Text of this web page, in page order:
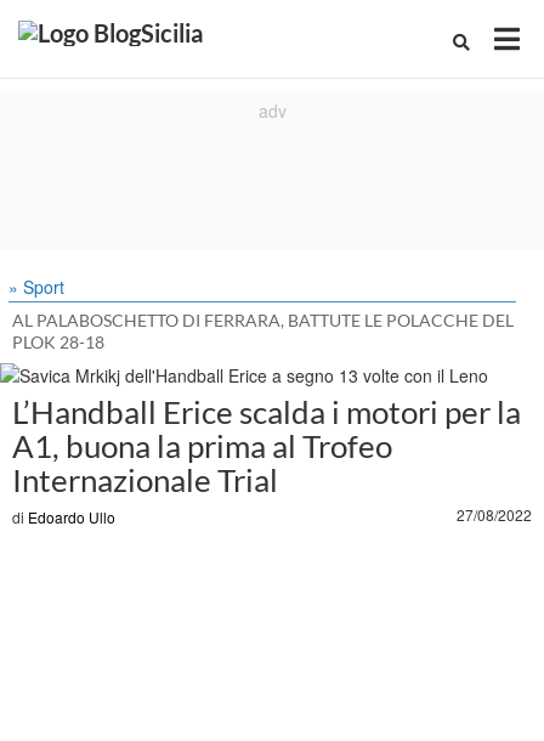
» Sport
AL PALABOSCHETTO DI FERRARA, BATTUTE LE POLACCHE DEL
PLOK 28-18
L’Handball Erice scalda i motori per la
A1, buona la prima al Trofeo
Internazionale Trial
di Edoardo Ullo 27/08/2022